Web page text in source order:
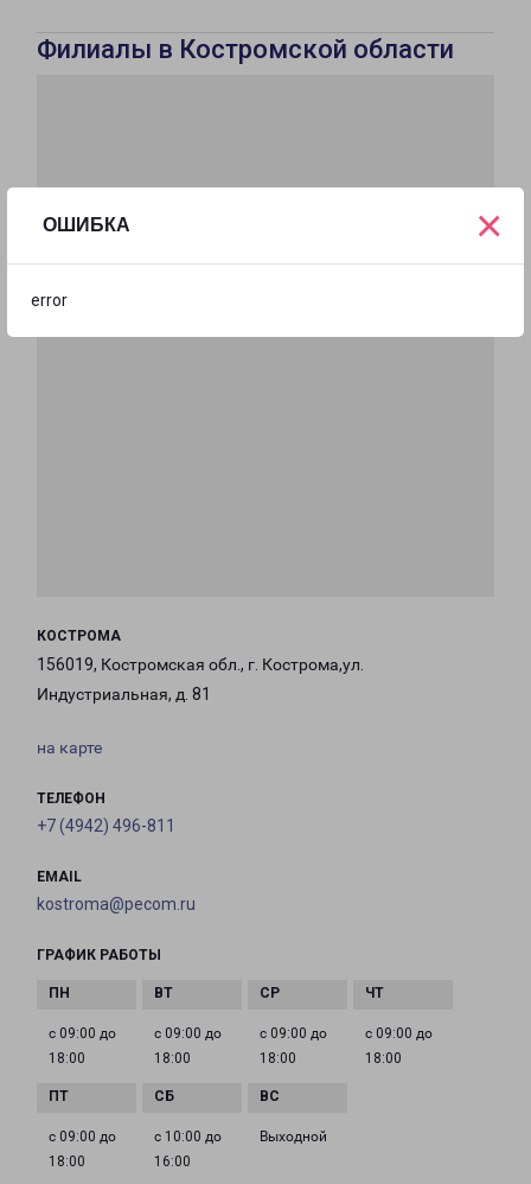
ОШИБКА
error
×
Филиалы в Костромской области
КОСТРОМА
156019, Костромская обл., г. Кострома,ул.
Индустриальная, д. 81
на карте
ТЕЛЕФОН
+7 (4942) 496-811
EMAIL
kostroma@pecom.ru
ГРАФИК РАБОТЫ
с 09:00 до
18:00
с 09:00 до
18:00
с 09:00 до
18:00
с 09:00 до
18:00
с 09:00 до
18:00
с 10:00 до
16:00
Выходной